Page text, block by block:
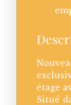
étage
Situé